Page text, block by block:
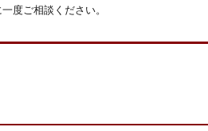
度ご相談ください。